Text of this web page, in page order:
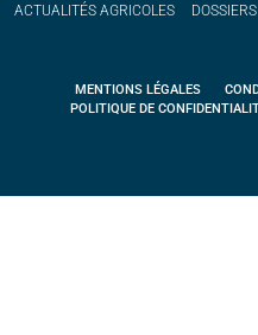
ACTUALITÉS AGRICOLES DOSSIERS
MENTIONS LÉGALES
POLITIQUE DE